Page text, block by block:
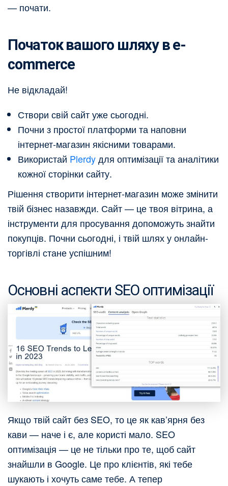
— почати.
Початок вашого шляху в e-
commerce
Не відкладай!
Створи свій сайт уже сьогодні.
Почни з простої платформи та наповни
інтернет-магазин якісними товарами.
Використай Plerdyдля оптимізації та аналітики
кожної сторінки сайту.
Рішення створити інтернет-магазин може змінити
твій бізнес назавжди. Сайт — це твоя вітрина, а
інструменти для просування допоможуть знайти
покупців. Почни сьогодні, і твій шлях у онлайн-
торгівлі стане успішним!
Основні аспекти SEO оптимізації
Якщо твій сайт без SEO, то це як кав’ярня без
кави — наче і є, але користі мало. SEO
оптимізація — це не тільки про те, щоб сайт
знайшли в Google. Це про клієнтів, які тебе
шукають і хочуть саме тебе. А тепер